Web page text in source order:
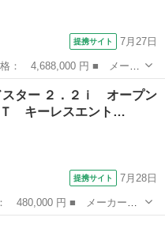
提携サイト 7月27日
ード名： ｘＤｒｉｖ
ケージ ハイラインＰＫＧ
スター ２．２ｉ オープン
キーレスエント…
提携サイト 7月28日
スター ■ グレード名：